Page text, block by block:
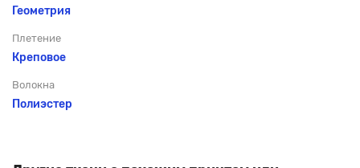
Геометрия
Плетение
Креповое
Волокна
Полиэстер